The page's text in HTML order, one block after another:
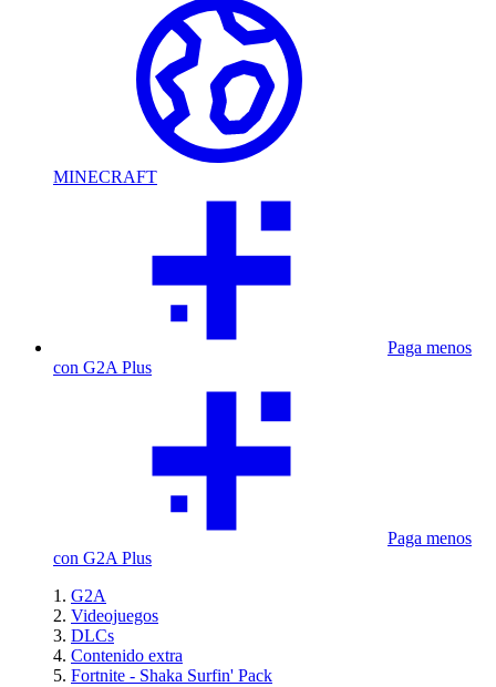
MINECRAFT
Paga menos
con G2A Plus
Paga menos
con G2A Plus
G2A
Videojuegos
DLCs
Contenido extra
Fortnite - Shaka Surfin' Pack